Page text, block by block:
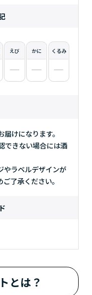
えび かに くるみ
けになります。
できない場合には酒
ラベルデザインが
了承ください。
とは？